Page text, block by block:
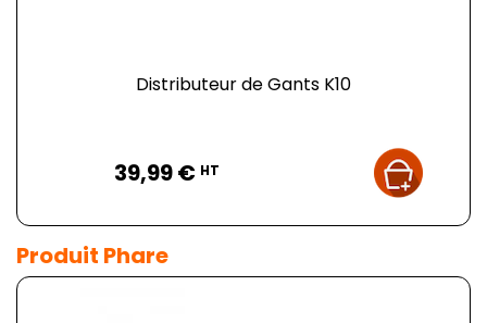
Distributeur de Gants K10
39,99 € HT
Produit Phare